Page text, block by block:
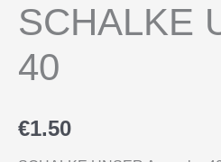
SCHALKE
40
€1.50